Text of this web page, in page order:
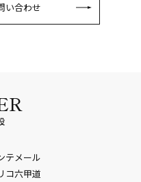
い合わせ
テメール
コ六甲道